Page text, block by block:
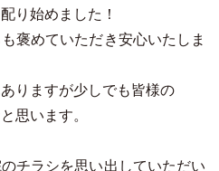
り始めました！
褒めていただき安心いたしま
りますが少しでも皆様の
思います。
チラシを思い出していただい